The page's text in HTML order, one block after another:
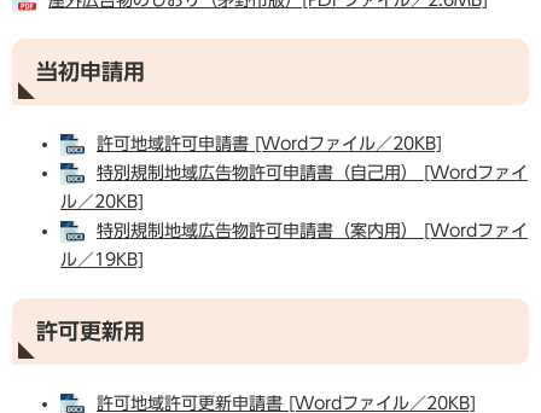
当初申請用
許可地域許可申請書 [Wordファイル／20KB]
特別規制地域広告物許可申請書（自己用） [Wordファイ
ル／20KB]
特別規制地域広告物許可申請書（案内用） [Wordファイ
ル／19KB]
許可更新用
許可地域許可更新申請書 [Wordファイル／20KB]